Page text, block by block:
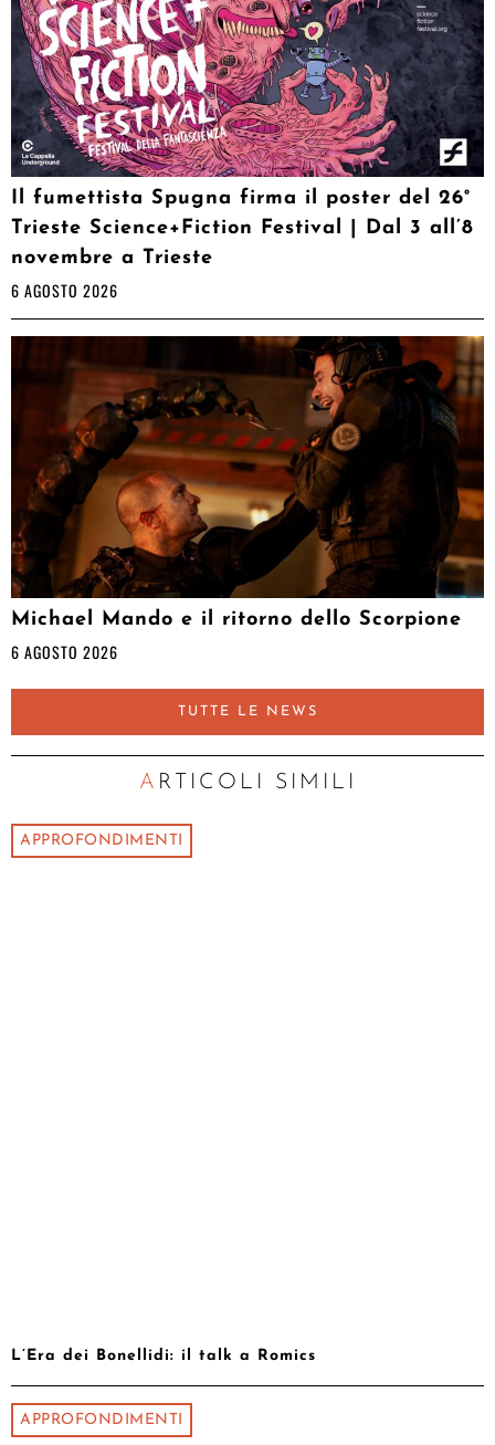
Il fumettista Spugna firma il poster del 26°
Trieste Science+Fiction Festival | Dal 3 all’8
novembre a Trieste
6 AGOSTO 2026
Michael Mando e il ritorno dello Scorpione
6 AGOSTO 2026
TUTTE LE NEWS
ARTICOLI SIMILI
APPROFONDIMENTI
L’Era dei Bonellidi: il talk a Romics
APPROFONDIMENTI